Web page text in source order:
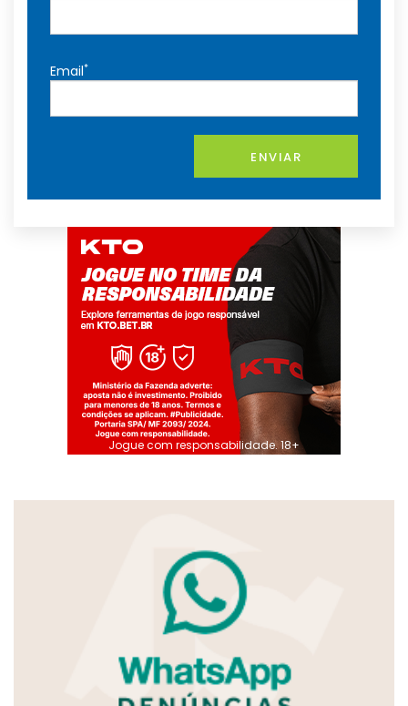
Email*
ENVIAR
Jogue com responsabilidade. 18+